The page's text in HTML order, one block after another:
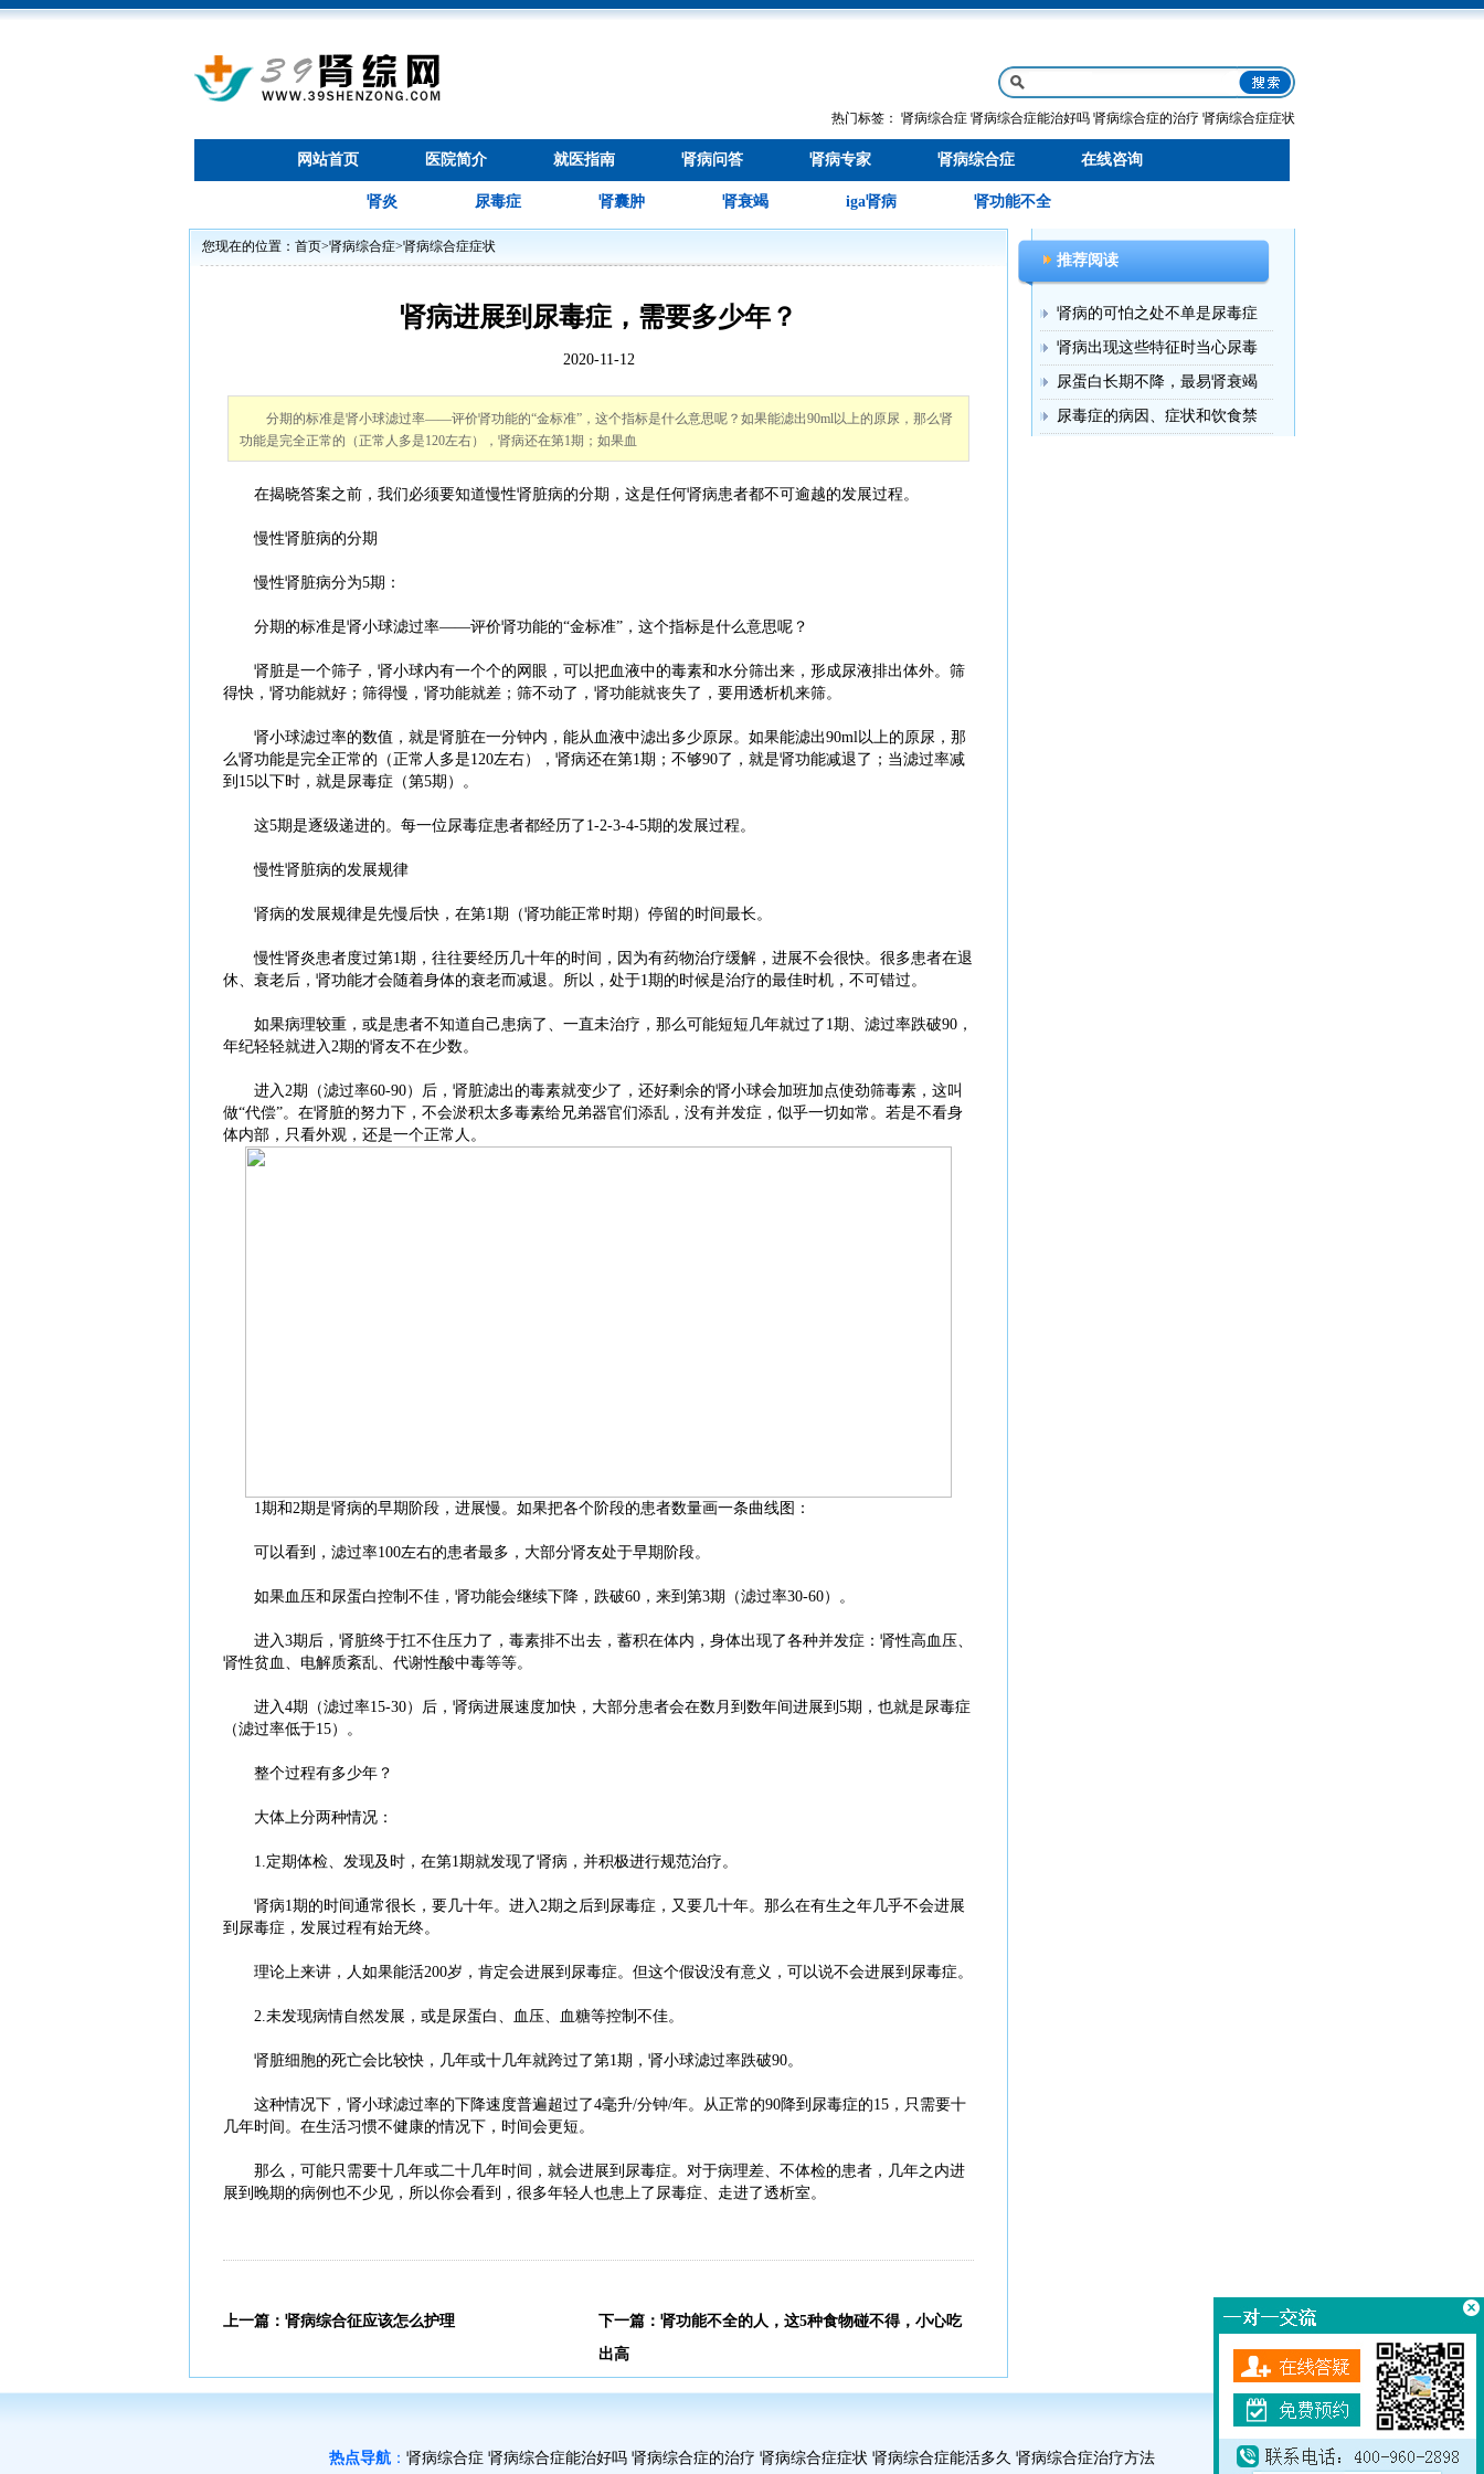
热门标签： 肾病综合症 肾病综合症能治好吗 肾病综合症的治疗 肾病综合症症状
网站首页 医院简介 就医指南 肾病问答 肾病专家 肾病综合症 在线咨询
肾炎 尿毒症 肾囊肿 肾衰竭 iga肾病 肾功能不全
您现在的位置： 首页>肾病综合症>肾病综合症症状
肾病进展到尿毒症，需要多少年？
2020-11-12
分期的标准是肾小球滤过率——评价肾功能的“金标准”，这个指标是什么意思呢？如果能滤出90ml以上的原尿，那么肾
功能是完全正常的（正常人多是120左右），肾病还在第1期；如果血
在揭晓答案之前，我们必须要知道慢性肾脏病的分期，这是任何肾病患者都不可逾越的发展过程。
慢性肾脏病的分期
慢性肾脏病分为5期：
分期的标准是肾小球滤过率——评价肾功能的“金标准”，这个指标是什么意思呢？
肾脏是一个筛子，肾小球内有一个个的网眼，可以把血液中的毒素和水分筛出来，形成尿液排出体外。筛
得快，肾功能就好；筛得慢，肾功能就差；筛不动了，肾功能就丧失了，要用透析机来筛。
肾小球滤过率的数值，就是肾脏在一分钟内，能从血液中滤出多少原尿。如果能滤出90ml以上的原尿，那
么肾功能是完全正常的（正常人多是120左右），肾病还在第1期；不够90了，就是肾功能减退了；当滤过率减
到15以下时，就是尿毒症（第5期）。
这5期是逐级递进的。每一位尿毒症患者都经历了1-2-3-4-5期的发展过程。
慢性肾脏病的发展规律
肾病的发展规律是先慢后快，在第1期（肾功能正常时期）停留的时间最长。
慢性肾炎患者度过第1期，往往要经历几十年的时间，因为有药物治疗缓解，进展不会很快。很多患者在退
休、衰老后，肾功能才会随着身体的衰老而减退。所以，处于1期的时候是治疗的最佳时机，不可错过。
如果病理较重，或是患者不知道自己患病了、一直未治疗，那么可能短短几年就过了1期、滤过率跌破90，
年纪轻轻就进入2期的肾友不在少数。
进入2期（滤过率60-90）后，肾脏滤出的毒素就变少了，还好剩余的肾小球会加班加点使劲筛毒素，这叫
做“代偿”。在肾脏的努力下，不会淤积太多毒素给兄弟器官们添乱，没有并发症，似乎一切如常。若是不看身
体内部，只看外观，还是一个正常人。
1期和2期是肾病的早期阶段，进展慢。如果把各个阶段的患者数量画一条曲线图：
可以看到，滤过率100左右的患者最多，大部分肾友处于早期阶段。
如果血压和尿蛋白控制不佳，肾功能会继续下降，跌破60，来到第3期（滤过率30-60）。
进入3期后，肾脏终于扛不住压力了，毒素排不出去，蓄积在体内，身体出现了各种并发症：肾性高血压、
肾性贫血、电解质紊乱、代谢性酸中毒等等。
进入4期（滤过率15-30）后，肾病进展速度加快，大部分患者会在数月到数年间进展到5期，也就是尿毒症
（滤过率低于15）。
整个过程有多少年？
大体上分两种情况：
1.定期体检、发现及时，在第1期就发现了肾病，并积极进行规范治疗。
肾病1期的时间通常很长，要几十年。进入2期之后到尿毒症，又要几十年。那么在有生之年几乎不会进展
到尿毒症，发展过程有始无终。
理论上来讲，人如果能活200岁，肯定会进展到尿毒症。但这个假设没有意义，可以说不会进展到尿毒症。
2.未发现病情自然发展，或是尿蛋白、血压、血糖等控制不佳。
肾脏细胞的死亡会比较快，几年或十几年就跨过了第1期，肾小球滤过率跌破90。
这种情况下，肾小球滤过率的下降速度普遍超过了4毫升/分钟/年。从正常的90降到尿毒症的15，只需要十
几年时间。在生活习惯不健康的情况下，时间会更短。
那么，可能只需要十几年或二十几年时间，就会进展到尿毒症。对于病理差、不体检的患者，几年之内进
展到晚期的病例也不少见，所以你会看到，很多年轻人也患上了尿毒症、走进了透析室。
上一篇： 肾病综合征应该怎么护理 下一篇： 肾功能不全的人，这5种食物碰不得，小心吃
出高
推荐阅读
肾病的可怕之处不单是尿毒症
肾病出现这些特征时当心尿毒
尿蛋白长期不降，最易肾衰竭
尿毒症的病因、症状和饮食禁
热点导航 ： 肾病综合症 肾病综合症能治好吗 肾病综合症的治疗 肾病综合症症状 肾病综合症能活多久 肾病综合症治疗方法